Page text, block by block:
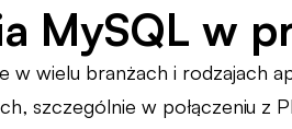
MySQL w
w wielu branżach i rodzajach
szczególnie w połączeniu z